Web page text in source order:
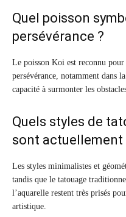
Quel poisson
persévérance ?
Le poisson Koi est reconnu
persévérance, notamment dans
capacité à surmonter les
Quels styles de
sont actuellement
Les styles minimalistes et
tandis que le tatouage
l’aquarelle restent très prisés
artistique.